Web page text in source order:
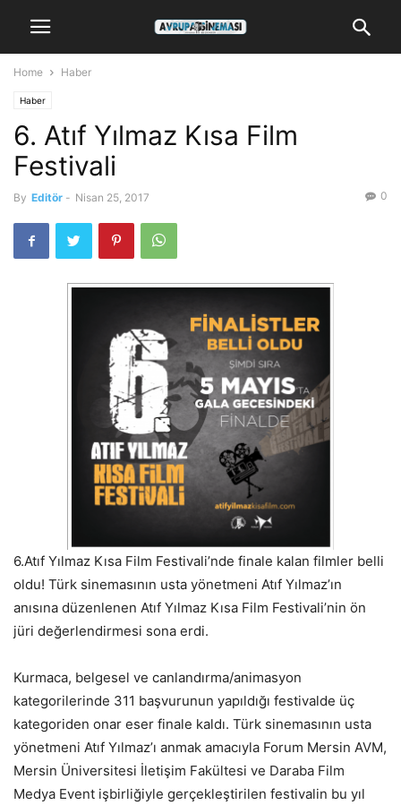
Home Haber
Haber
6. Atıf Yılmaz Kısa Film
Festivali
By Editör - Nisan 25, 2017 0
6.Atıf Yılmaz Kısa Film Festivali’nde finale kalan filmler belli
oldu! Türk sinemasının usta yönetmeni Atıf Yılmaz’ın
anısına düzenlenen Atıf Yılmaz Kısa Film Festivali’nin ön
jüri değerlendirmesi sona erdi.
Kurmaca, belgesel ve canlandırma/animasyon
kategorilerinde 311 başvurunun yapıldığı festivalde üç
kategoriden onar eser finale kaldı. Türk sinemasının usta
yönetmeni Atıf Yılmaz’ı anmak amacıyla Forum Mersin AVM,
Mersin Üniversitesi İletişim Fakültesi ve Daraba Film
Medya Event işbirliğiyle gerçekleştirilen festivalin bu yıl